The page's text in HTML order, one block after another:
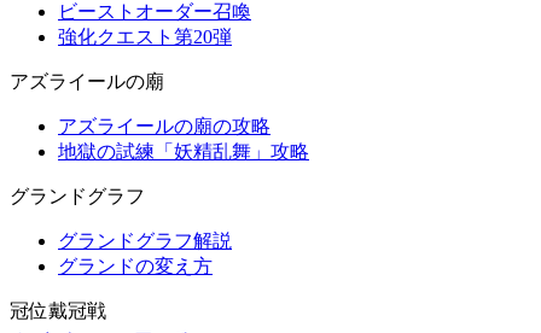
ビーストオーダー召喚
強化クエスト第20弾
アズライールの廟
アズライールの廟の攻略
地獄の試練「妖精乱舞」攻略
グランドグラフ
グランドグラフ解説
グランドの変え方
冠位戴冠戦